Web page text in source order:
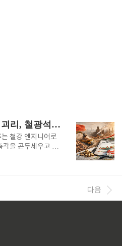
중국 철강 통계 : 생산량 괴리, 철광석 수요, 과잉설비 대응
철강 엔지니어로
각을 곤두세우고 있
가 나올 때마다
. 전년 대비 감소
체감하는 철광석 시
생산량 사이의
이 실제보다 낮게
다음